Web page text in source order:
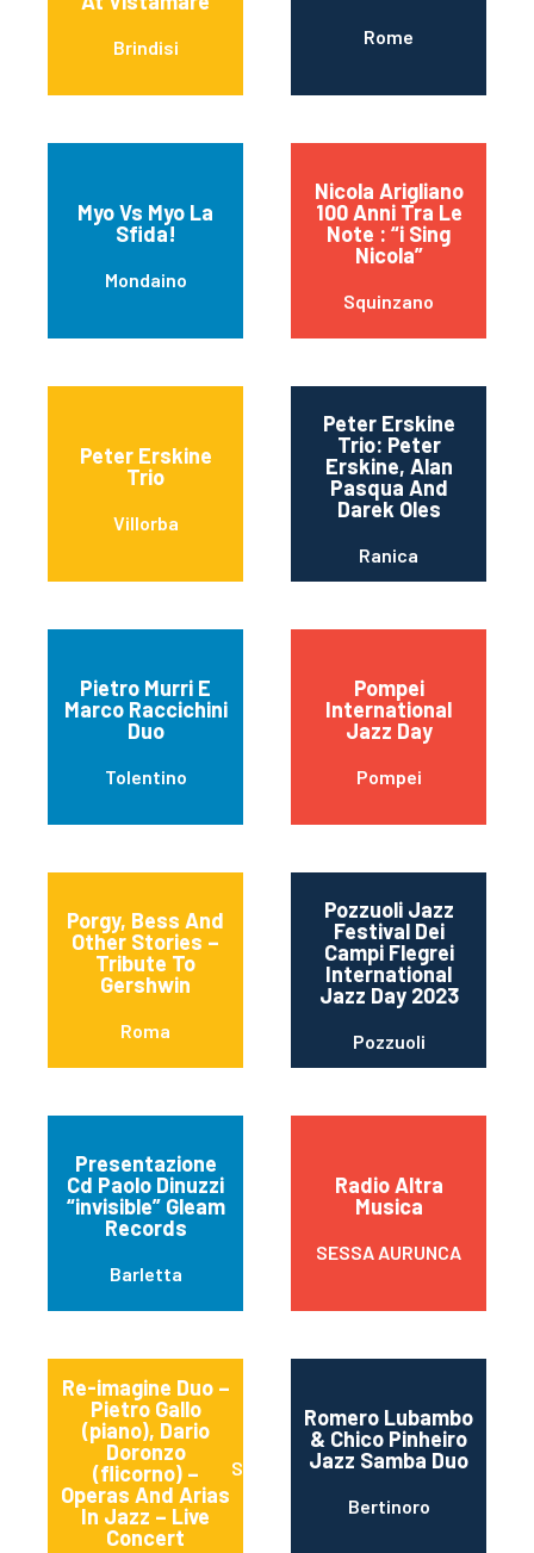
Brindisi Rome
Myo Vs Myo La
Sfida!
Mondaino
Nicola Arigliano
100 Anni Tra Le
Note : “i Sing
Nicola”
Squinzano
Peter Erskine
Trio
Villorba
Peter Erskine
Trio: Peter
Erskine, Alan
Pasqua And
Darek Oles
Ranica
Pietro Murri E
Marco Raccichini
Duo
Tolentino
Pompei
International
Jazz Day
Pompei
Porgy, Bess And
Other Stories –
Tribute To
Gershwin
Roma
Pozzuoli Jazz
Festival Dei
Campi Flegrei
International
Jazz Day 2023
Pozzuoli
Presentazione
Cd Paolo Dinuzzi
“invisible” Gleam
Records
Barletta
Radio Altra
Musica
SESSA AURUNCA
Re-imagine Duo –
Pietro Gallo
(piano), Dario
Doronzo
(flicorno) –
Operas And Arias
In Jazz – Live
Concert
Stornara
Romero Lubambo
& Chico Pinheiro
Jazz Samba Duo
Bertinoro